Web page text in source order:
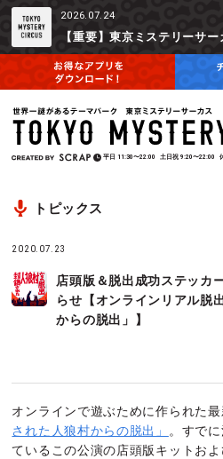
2026.07.24
平日 11:30〜22:00 土日祝 9:20〜22:00
トピックス
2020.07.23
店頭版＆脱出成功ステッカ
らせ【オンラインリアル脱
からの脱出」】
オンラインで遊ぶために作られた
された人狼村からの脱出」
。すで
ているこの公演の店頭版キットお